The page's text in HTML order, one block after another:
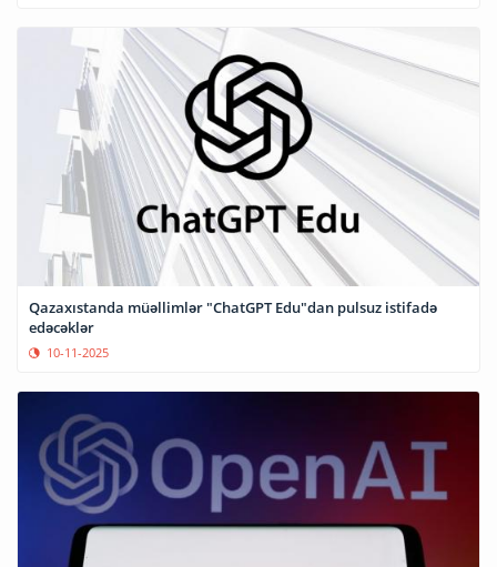
Qazaxıstanda müəllimlər "ChatGPT Edu"dan pulsuz istifadə
edəcəklər
10-11-2025